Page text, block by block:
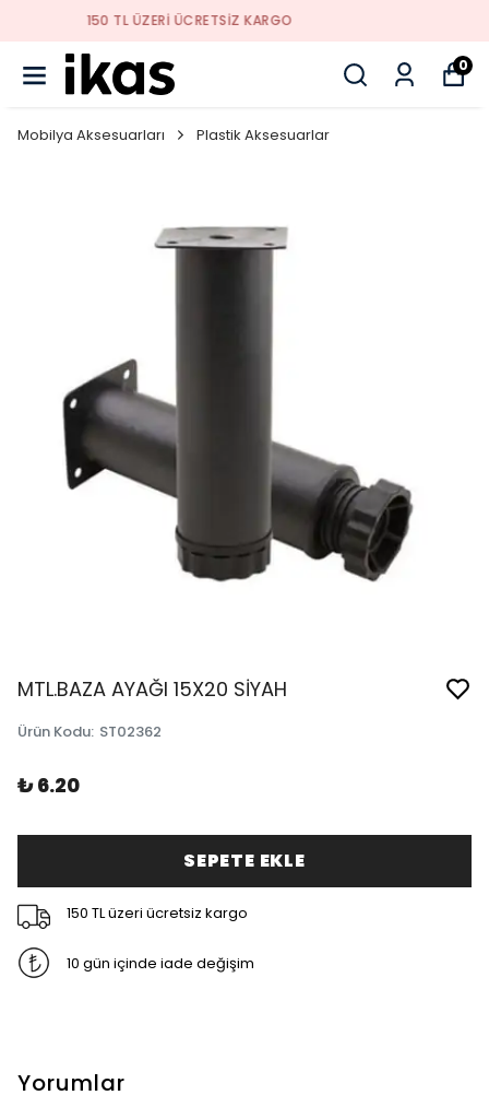
YENI SEZON ÜRÜNLER
0
Mobilya Aksesuarları Plastik Aksesuarlar
MTL.BAZA AYAĞI 15X20 SİYAH
Ürün Kodu: ST02362
₺ 6.20
SEPETE EKLE
150 TL üzeri ücretsiz kargo
10 gün içinde iade değişim
Yorumlar